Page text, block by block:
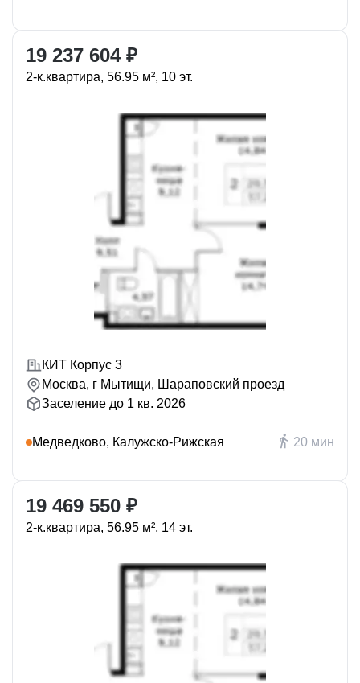
19 237 604 ₽
2-к.квартира, 56.95 м², 10 эт.
КИТ Корпус 3
Москва, г Мытищи, Шараповский проезд
Заселение до 1 кв. 2026
Медведково, Калужско-Рижская 20 мин
19 469 550 ₽
2-к.квартира, 56.95 м², 14 эт.